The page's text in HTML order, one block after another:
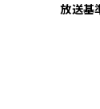
放送基